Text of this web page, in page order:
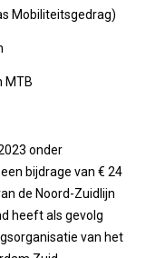
Mobiliteitsgedrag)
MTB
onder
bijdrage van € 24
de Noord-Zuidlijn
heeft als gevolg
van het